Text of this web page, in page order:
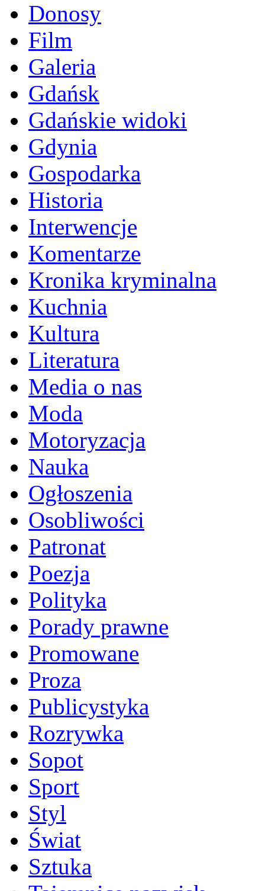
Donosy
Film
Galeria
Gdańsk
Gdańskie widoki
Gdynia
Gospodarka
Historia
Interwencje
Komentarze
Kronika kryminalna
Kuchnia
Kultura
Literatura
Media o nas
Moda
Motoryzacja
Nauka
Ogłoszenia
Osobliwości
Patronat
Poezja
Polityka
Porady prawne
Promowane
Proza
Publicystyka
Rozrywka
Sopot
Sport
Styl
Świat
Sztuka